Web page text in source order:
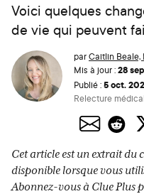
Voici quelques
de vie qui peuvent
parCaitlin Beale,
Mis à jour :28
Publié :5 oct.
Relecture
Cet article est un extrait du
disponible lorsque vous
Abonnez-vous à Clue Plus